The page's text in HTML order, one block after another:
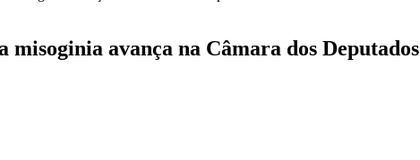
avança na Câmara dos Deputados